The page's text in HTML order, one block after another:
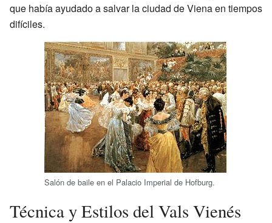
que había ayudado a salvar la ciudad de Viena en tiempos
difíciles.
Salón de baile en el Palacio Imperial de Hofburg.
Técnica y Estilos del Vals Vienés